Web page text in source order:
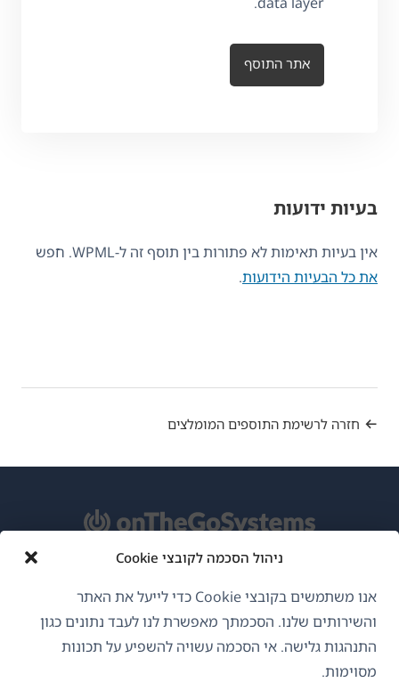
ניהול הסכמה לקובצי Cookie
אנו משתמשים בקובצי Cookie כדי לייעל את האתר
והשירותים שלנו. הסכמתך מאפשרת לנו לעבד נתונים כגון
התנהגות גלישה. אי הסכמה עשויה להשפיע על תכונות
מסוימות.
אתר התוסף
בעיות ידועות
אין בעיות תאימות לא פתורות בין תוסף זה ל-WPML. חפש
את כל הבעיות הידועות.
חזרה לרשימת התוספים המומלצים
GDPR ומדיניות פרטיות
הצטרף לצוות שלנו(נפתח